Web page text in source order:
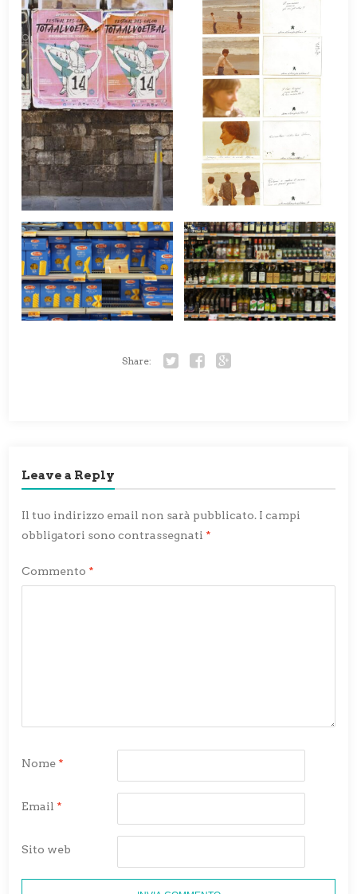
Share:
Leave a Reply
Il tuo indirizzo email non sarà pubblicato. I campi
obbligatori sono contrassegnati *
Commento *
Nome *
Email *
Sito web